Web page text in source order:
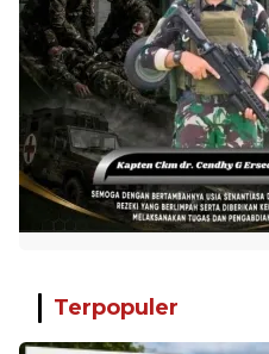
Terpopuler